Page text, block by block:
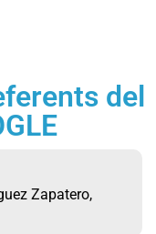
del
Zapatero,